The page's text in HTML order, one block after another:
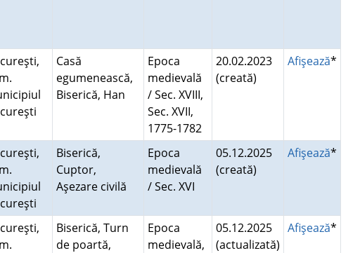
Casă
egumenească,
Biserică, Han
Epoca
medievală
/ Sec. XVIII,
Sec. XVII,
1775-1782
20.02.2023
(creată)
Afişează*
Biserică,
Cuptor,
Aşezare civilă
Epoca
medievală
/ Sec. XVI
05.12.2025
(creată)
Afişează*
Biserică, Turn
de poartă,
Epoca
medievală,
05.12.2025
(actualizată)
Afişează*